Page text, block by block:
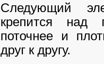
Следующий
крепится над
поточнее и
друг к другу.